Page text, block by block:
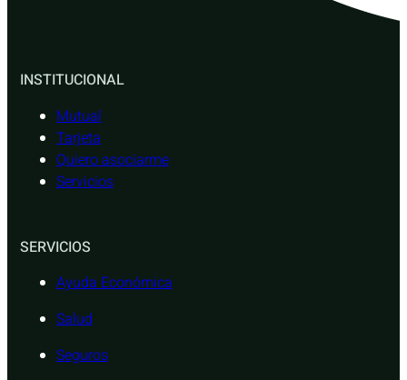
INSTITUCIONAL
Mutual
Tarjeta
Quiero asociarme
Servicios
SERVICIOS
Ayuda Económica
Salud
Seguros